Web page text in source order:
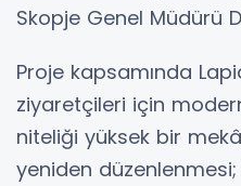
Skopje Genel Müdürü
Proje kapsamında
ziyaretçileri için
niteliği yüksek bir
yeniden